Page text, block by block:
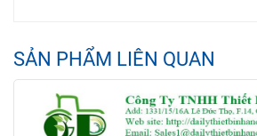
SẢN PHẨM LIÊN QUAN